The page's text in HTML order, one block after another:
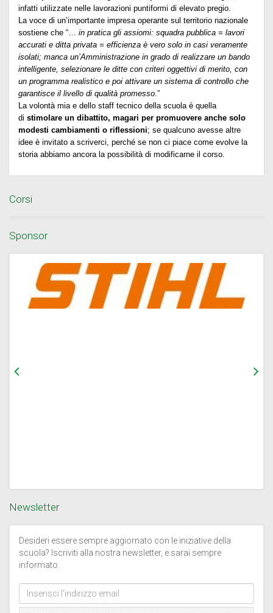
infatti utilizzate nelle lavorazioni puntiformi di elevato pregio.
La voce di un’importante impresa operante sul territorio nazionale
sostiene che “… in pratica gli assiomi: squadra pubblica = lavori
accurati e ditta privata = efficienza è vero solo in casi veramente
isolati; manca un’Amministrazione in grado di realizzare un bando
intelligente, selezionare le ditte con criteri oggettivi di merito, con
un programma realistico e poi attivare un sistema di controllo che
garantisce il livello di qualità promesso.”
La volontà mia e dello staff tecnico della scuola è quella
di stimolare un dibattito, magari per promuovere anche solo
modesti cambiamenti o riflessioni; se qualcuno avesse altre
idee è invitato a scriverci, perché se non ci piace come evolve la
storia abbiamo ancora la possibilità di modificarne il corso.
Corsi
Sponsor
Newsletter
Desideri essere sempre aggiornato con le iniziative della
scuola? Iscriviti alla nostra newsletter, e sarai sempre
informato.
Inserisci
l'indirizzo
email